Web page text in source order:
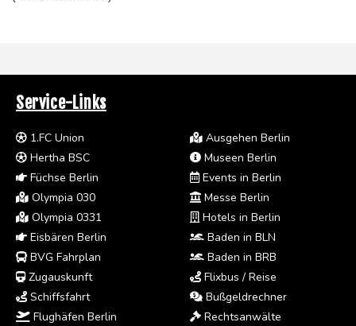
Service-Links
1.FC Union
Hertha BSC
Füchse Berlin
Olympia 030
Olympia 0331
Eisbären Berlin
BVG Fahrplan
Zugauskunft
Schiffsfahrt
Flughäfen Berlin
Ausgehen Berlin
Museen Berlin
Events in Berlin
Messe Berlin
Hotels in Berlin
Baden in BLN
Baden in BRB
Flixbus / Reise
Bußgeldrechner
Rechtsanwälte